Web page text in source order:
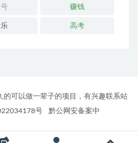
赚钱
高考
可以做一辈子的项目，有兴趣联系站
号 黔公网安备案中